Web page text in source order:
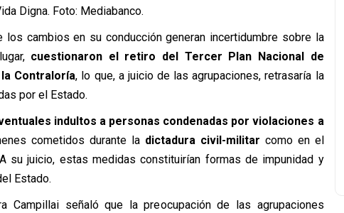
Digna. Foto: Mediabanco.
los cambios en su conducción generan incertidumbre sobre la
cuestionaron el retiro del Tercer Plan Nacional de
la Contraloría, lo que, a juicio de las agrupaciones, retrasaría la
por el Estado.
indultos a personas condenadas por violaciones a
cometidos durante la dictadura civil-militar como en el
su juicio, estas medidas constituirían formas de impunidad y
Estado.
Campillai señaló que la preocupación de las agrupaciones